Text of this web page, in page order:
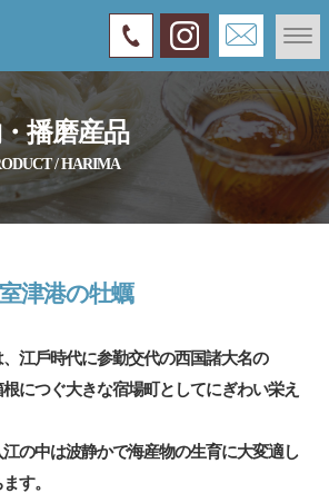
播磨産品
/ HARIMA
津港の牡蠣
江⼾時代に参勤交代の⻄国諸⼤名の
につぐ⼤きな宿場町としてにぎわい栄え
の中は波静かで海産物の⽣育に⼤変適し
す。